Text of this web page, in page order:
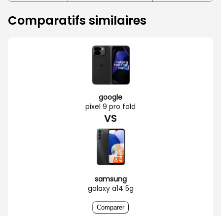
Comparatifs similaires
google
pixel 9 pro fold
VS
samsung
galaxy a14 5g
Comparer